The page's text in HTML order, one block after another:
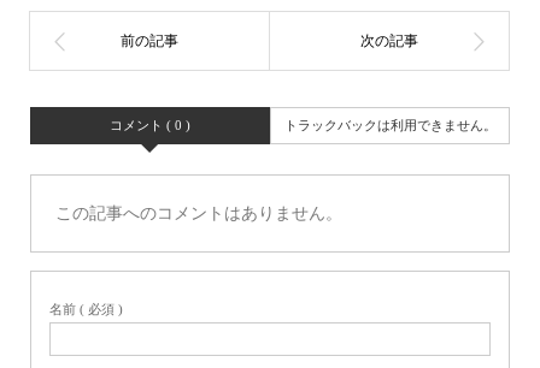
コメント ( 0 ) トラックバックは利用できません。
この記事へのコメントはありません。
名前 ( 必須 )